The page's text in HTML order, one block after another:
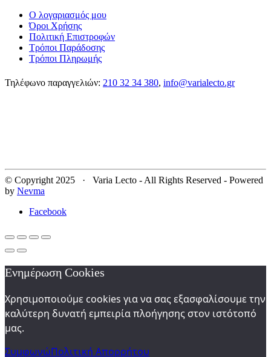
Ο λογαριασμός μου
Όροι Χρήσης
Πολιτική Επιστροφών
Τρόποι Παράδοσης
Τρόποι Πληρωμής
Τηλέφωνο παραγγελιών: 210 32 34 380, info@varialecto.gr
© Copyright 2025 · Varia Lecto - All Rights Reserved - Powered
by Nevma
Facebook
Ενημέρωση Cookies
Χρησιμοποιούμε cookies για να σας εξασφαλίσουμε την
καλύτερη δυνατή εμπειρία πλοήγησης στον ιστότοπό
μας.
ΣυμφωνώΠολιτική Απορρήτου